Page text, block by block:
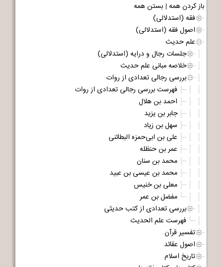
باز کردن همه | بستن همه
فقه (استدلالی)
اصول فقه (استدلالی)
علم حدیث
جلسات رجال و درایه (استدلالی)
خلاصه مبانی علم حدیث
بررسی رجالی تعدادی از روات
فهرست بررسی رجالی تعدادی از روات
احمد بن هلال
جابر بن یزید
سهل بن زیاد
علی بن ابی‌حمزه البطائنی
عمر بن حنظله
محمد بن سنان
محمد بن عیسی بن عبید
معلی بن خنیس
مفضل بن عمر
بررسی تعدادی از کتب حدیثی
فهرست علم الحدیث
تفسیر قرآن
اصول عقائد
تاریخ اسلام